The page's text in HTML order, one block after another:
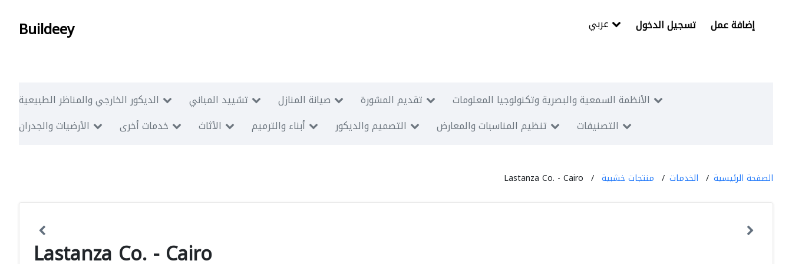
Buildeey تسجيل الدخول إضافة عمل
الديكور الخارجي والمناظر الطبيعية تشييد المباني صيانة المنازل تقديم المشورة
الأنظمة السمعية والبصرية وتكنولوجيا المعلومات
الأرضيات والجدران
خدمات أخرى الأثاث أبناء والترميم التصميم والديكور تنظيم المناسبات والمعارض التصنيفات
الصفحة الرئيسية الخدمات منتجات خشبية Lastanza Co. - Cairo
Lastanza Co. - Cairo